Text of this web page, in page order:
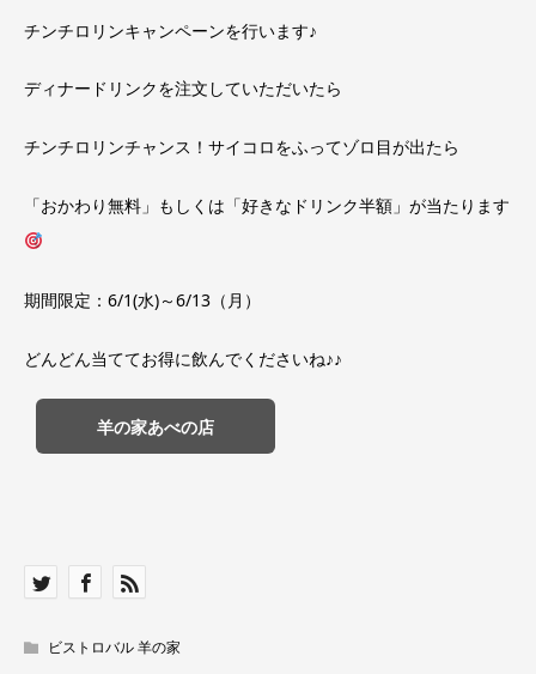
チンチロリンキャンペーンを行います♪
ディナードリンクを注文していただいたら
チンチロリンチャンス！サイコロをふってゾロ目が出たら
「おかわり無料」もしくは「好きなドリンク半額」が当たります
期間限定：6/1(水)～6/13（月）
どんどん当ててお得に飲んでくださいね♪♪
羊の家あべの店
ビストロバル 羊の家